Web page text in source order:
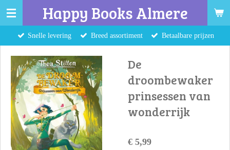
Ga
naar
hoofdinhoud
Happy Books Almere
Snelle levering Breed assortiment Betaalbare prijzen
De
droombewaker
prinsessen van
wonderrijk
€ 5,99